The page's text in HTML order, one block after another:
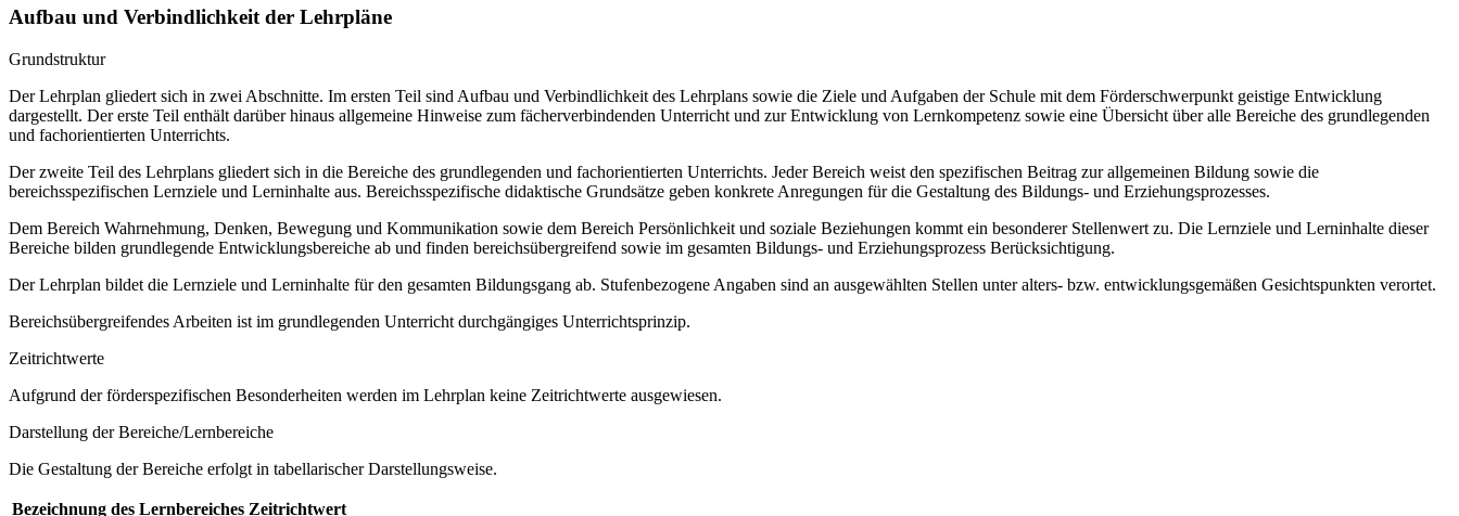
Aufbau und Verbindlichkeit der Lehrpläne
Grundstruktur
Der Lehrplan gliedert sich in zwei Abschnitte. Im ersten Teil sind Aufbau und Verbindlichkeit des Lehrplans sowie die Ziele und Aufgaben der Schule mit dem Förderschwerpunkt geistige Entwicklung
dargestellt. Der erste Teil enthält darüber hinaus allgemeine Hinweise zum fächerverbindenden Unterricht und zur Entwicklung von Lernkompetenz sowie eine Übersicht über alle Bereiche des grundlegenden
und fachorientierten Unterrichts.
Der zweite Teil des Lehrplans gliedert sich in die Bereiche des grundlegenden und fachorientierten Unterrichts. Jeder Bereich weist den spezifischen Beitrag zur allgemeinen Bildung sowie die
bereichsspezifischen Lernziele und Lerninhalte aus. Bereichsspezifische didaktische Grundsätze geben konkrete Anregungen für die Gestaltung des Bildungs- und Erziehungsprozesses.
Dem Bereich Wahrnehmung, Denken, Bewegung und Kommunikation sowie dem Bereich Persönlichkeit und soziale Beziehungen kommt ein besonderer Stellenwert zu. Die Lernziele und Lerninhalte dieser
Bereiche bilden grundlegende Entwicklungsbereiche ab und finden bereichsübergreifend sowie im gesamten Bildungs- und Erziehungsprozess Berücksichtigung.
Der Lehrplan bildet die Lernziele und Lerninhalte für den gesamten Bildungsgang ab. Stufenbezogene Angaben sind an ausgewählten Stellen unter alters- bzw. entwicklungsgemäßen Gesichtspunkten verortet.
Bereichsübergreifendes Arbeiten ist im grundlegenden Unterricht durchgängiges Unterrichtsprinzip.
Zeitrichtwerte
Aufgrund der förderspezifischen Besonderheiten werden im Lehrplan keine Zeitrichtwerte ausgewiesen.
Darstellung der Bereiche/Lernbereiche
Die Gestaltung der Bereiche erfolgt in tabellarischer Darstellungsweise.
Bezeichnung des Lernbereiches Zeitrichtwert